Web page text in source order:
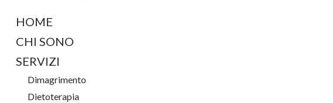
HOME
CHI SONO
SERVIZI
Dimagrimento
Dietoterapia